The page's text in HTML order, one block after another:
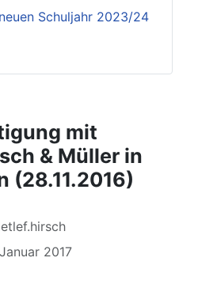
Schuljahr 2023/24
mit
& Müller in
(28.11.2016)
2017